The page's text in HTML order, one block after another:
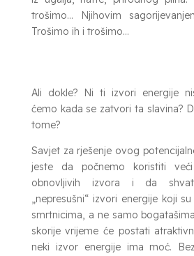
trošimo… Njihovim
Trošimo ih i trošimo…
Ali dokle? Ni ti izvori energije
ćemo kada se zatvori ta slavina?
tome?
Savjet za rješenje ovog
jeste da počnemo koristiti
obnovljivih izvora i da
„nepresušni“ izvori energije koji
smrtnicima, a ne samo
skorije vrijeme će postati
neki izvor energije ima moć.